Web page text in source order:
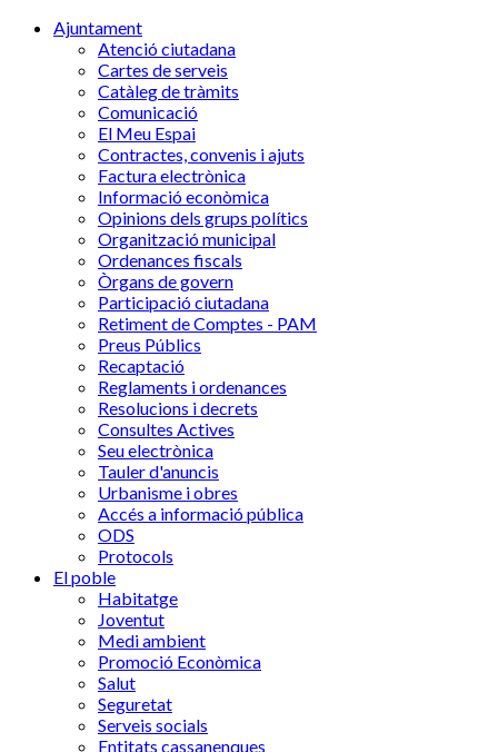
Ajuntament
Atenció ciutadana
Cartes de serveis
Catàleg de tràmits
Comunicació
El Meu Espai
Contractes, convenis i ajuts
Factura electrònica
Informació econòmica
Opinions dels grups polítics
Organització municipal
Ordenances fiscals
Òrgans de govern
Participació ciutadana
Retiment de Comptes - PAM
Preus Públics
Recaptació
Reglaments i ordenances
Resolucions i decrets
Consultes Actives
Seu electrònica
Tauler d'anuncis
Urbanisme i obres
Accés a informació pública
ODS
Protocols
El poble
Habitatge
Joventut
Medi ambient
Promoció Econòmica
Salut
Seguretat
Serveis socials
Entitats cassanenques